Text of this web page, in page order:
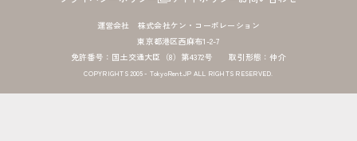
運営会社 株式会社ケン・コーポレーション
東京都港区西麻布1-2-7
免許番号：国土交通大臣（8）第4372号 取引形態：仲介
COPYRIGHTS 2005 - TokyoRent.JP ALL RIGHTS RESERVED.